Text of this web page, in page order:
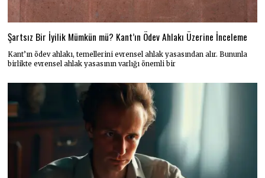
Şartsız Bir İyilik Mümkün mü? Kant’ın Ödev Ahlakı Üzerine İnceleme
Kant’ın ödev ahlakı, temellerini evrensel ahlak yasasından alır. Bununla
birlikte evrensel ahlak yasasının varlığı önemli bir